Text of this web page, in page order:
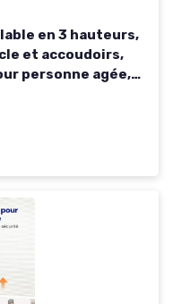
en 3 hauteurs,
et accoudoirs,
personne agée,